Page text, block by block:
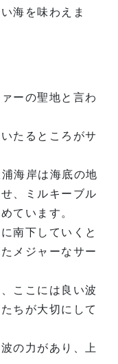
海を味わえま
ーの聖地と言わ
たるところがサ
海岸は海底の地
、ミルキーブル
ています。
南下していくと
メジャーなサー
ここには良い波
ちが大切にして
の力があり、上